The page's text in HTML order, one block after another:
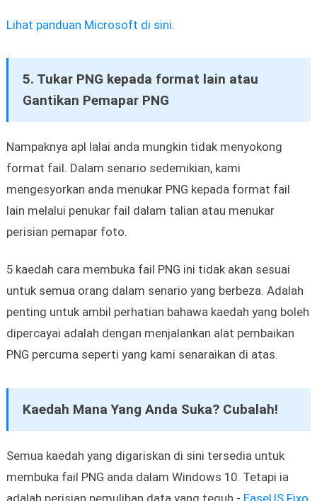
Lihat panduan Microsoft di sini.
5. Tukar PNG kepada format lain atau
Gantikan Pemapar PNG
Nampaknya apl lalai anda mungkin tidak menyokong
format fail. Dalam senario sedemikian, kami
mengesyorkan anda menukar PNG kepada format fail
lain melalui penukar fail dalam talian atau menukar
perisian pemapar foto.
5 kaedah cara membuka fail PNG ini tidak akan sesuai
untuk semua orang dalam senario yang berbeza. Adalah
penting untuk ambil perhatian bahawa kaedah yang boleh
dipercayai adalah dengan menjalankan alat pembaikan
PNG percuma seperti yang kami senaraikan di atas.
Kaedah Mana Yang Anda Suka? Cubalah!
Semua kaedah yang digariskan di sini tersedia untuk
membuka fail PNG anda dalam Windows 10. Tetapi ia
adalah perisian pemulihan data yang teguh - EaseUS Fixo